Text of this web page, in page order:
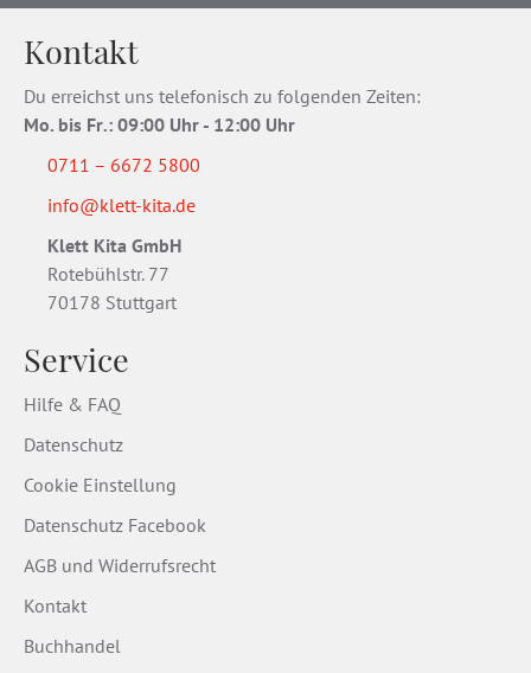
Kontakt
Du erreichst uns telefonisch zu folgenden Zeiten:
Mo. bis Fr.: 09:00 Uhr - 12:00 Uhr
0711 – 6672 5800
info@klett-kita.de
Klett Kita GmbH
Rotebühlstr. 77
70178 Stuttgart
Service
Hilfe & FAQ
Datenschutz
Cookie Einstellung
Datenschutz Facebook
AGB und Widerrufsrecht
Kontakt
Buchhandel